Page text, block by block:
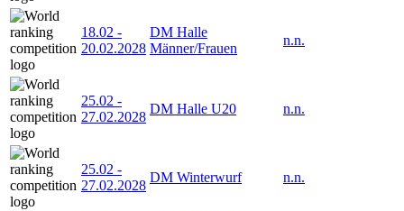
18.02 -
20.02.2028
DM Halle
Männer/Frauen
n.n.
25.02 -
27.02.2028
DM Halle U20 n.n.
25.02 -
27.02.2028
DM Winterwurf n.n.